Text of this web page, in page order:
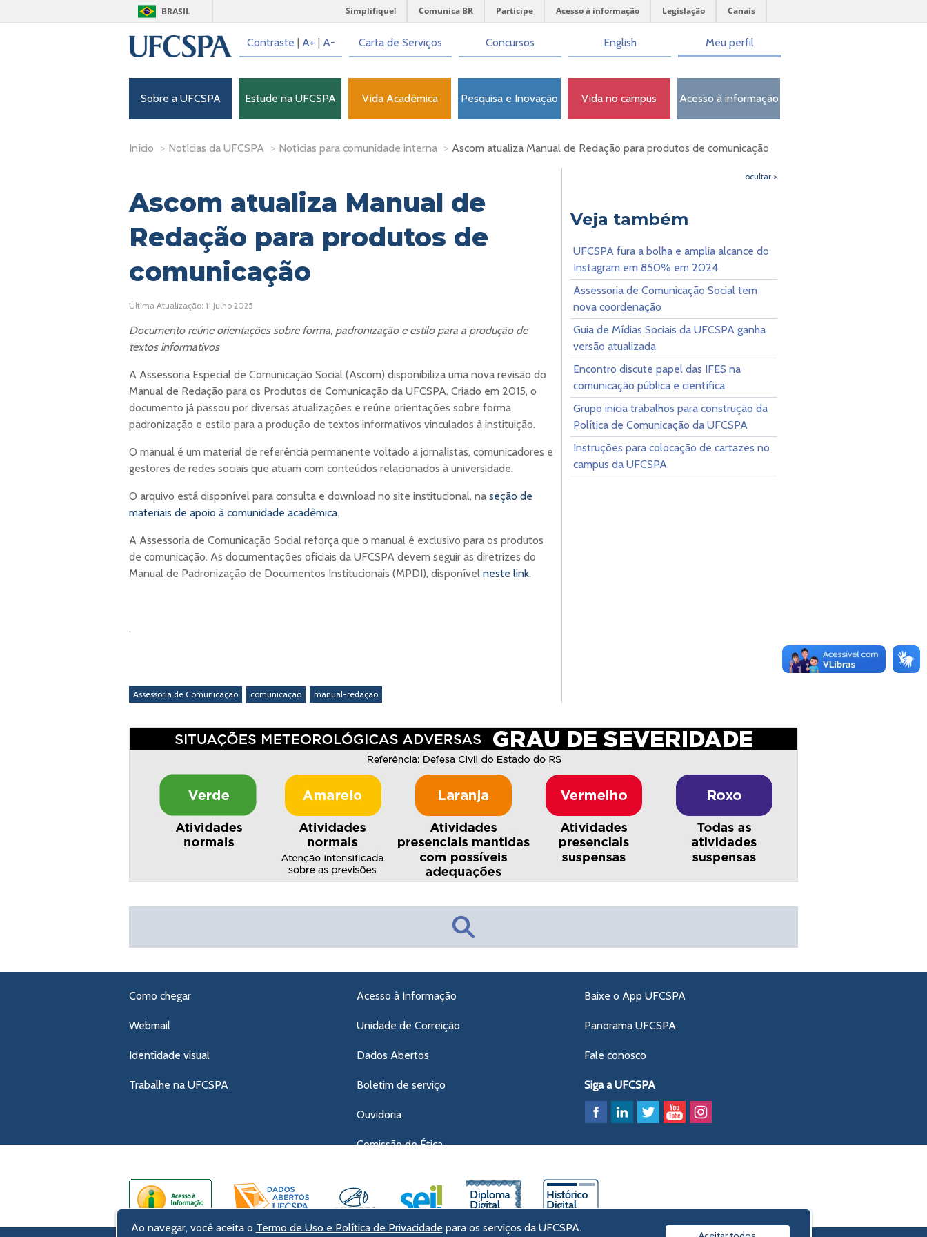
BRASIL Simplifique! Comunica BR Participe Acesso à informação Legislação Canais
Contraste | A+ | A- Carta de Serviços Concursos English Meu perfil
Sobre a UFCSPA Estude na UFCSPA Vida Acadêmica Pesquisa e Inovação Vida no campus Acesso à informação
Início > Notícias da UFCSPA > Notícias para comunidade interna > Ascom atualiza Manual de Redação para produtos de comunicação
Ascom atualiza Manual de
Redação para produtos de
comunicação
Última Atualização: 11 Julho 2025
Documento reúne orientações sobre forma, padronização e estilo para a produção de
textos informativos
A Assessoria Especial de Comunicação Social (Ascom) disponibiliza uma nova revisão do
Manual de Redação para os Produtos de Comunicação da UFCSPA. Criado em 2015, o
documento já passou por diversas atualizações e reúne orientações sobre forma,
padronização e estilo para a produção de textos informativos vinculados à instituição.
O manual é um material de referência permanente voltado a jornalistas, comunicadores e
gestores de redes sociais que atuam com conteúdos relacionados à universidade.
O arquivo está disponível para consulta e download no site institucional, na seção de
materiais de apoio à comunidade acadêmica.
A Assessoria de Comunicação Social reforça que o manual é exclusivo para os produtos
de comunicação. As documentações oficiais da UFCSPA devem seguir as diretrizes do
Manual de Padronização de Documentos Institucionais (MPDI), disponível neste link.
.
Assessoria de Comunicação comunicação manual-redação
ocultar >
Veja também
UFCSPA fura a bolha e amplia alcance do
Instagram em 850% em 2024
Assessoria de Comunicação Social tem
nova coordenação
Guia de Mídias Sociais da UFCSPA ganha
versão atualizada
Encontro discute papel das IFES na
comunicação pública e científica
Grupo inicia trabalhos para construção da
Política de Comunicação da UFCSPA
Instruções para colocação de cartazes no
campus da UFCSPA
Como chegar
Webmail
Identidade visual
Trabalhe na UFCSPA
Acesso à Informação
Unidade de Correição
Dados Abertos
Boletim de serviço
Ouvidoria
Comissão de Ética
Baixe o App UFCSPA
Panorama UFCSPA
Fale conosco
Siga a UFCSPA
Ao navegar, você aceita o Termo de Uso e Política de Privacidade para os serviços da UFCSPA.